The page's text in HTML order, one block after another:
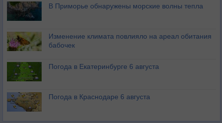
В Приморье обнаружены морские волны тепла
Изменение климата повлияло на ареал обитания
бабочек
Погода в Екатеринбурге 6 августа
Погода в Краснодаре 6 августа